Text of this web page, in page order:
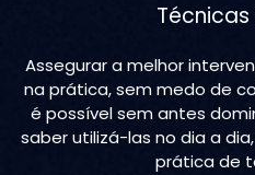
Assegurar a melhor
na prática, sem medo de
é possível sem antes
saber utilizá-las no dia a
prática de